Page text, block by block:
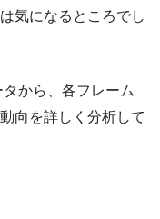
気になるところでし
から、各フレーム
向を詳しく分析して